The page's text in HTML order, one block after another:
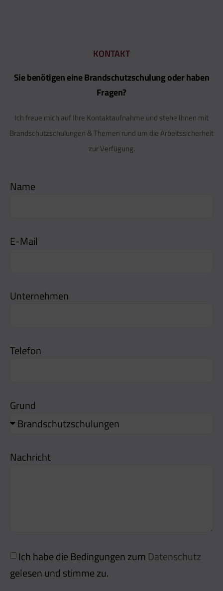
KONTAKT
Sie benötigen eine Brandschutzschulung oder haben
Fragen?
Ich freue mich auf Ihre Kontaktaufnahme und stehe Ihnen mit
Brandschutzschulungen & Themen rund um die Arbeitssicherheit
zur Verfügung.
Name
E-Mail
Unternehmen
Telefon
Grund
Nachricht
Ich habe die Bedingungen zum Datenschutz
gelesen und stimme zu.